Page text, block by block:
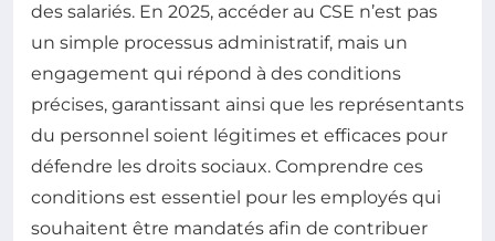
des salariés. En 2025, accéder au CSE n’est pas
un simple processus administratif, mais un
engagement qui répond à des conditions
précises, garantissant ainsi que les représentants
du personnel soient légitimes et efficaces pour
défendre les droits sociaux. Comprendre ces
conditions est essentiel pour les employés qui
souhaitent être mandatés afin de contribuer